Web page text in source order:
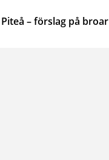
– förslag på